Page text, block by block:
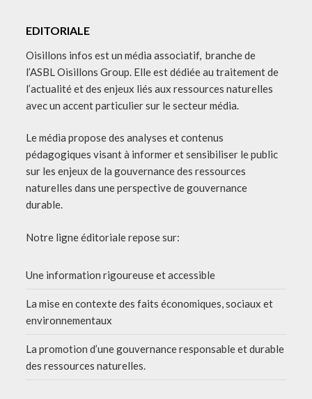
EDITORIALE
Oisillons infos est un média associatif, branche de
l’ASBL Oisillons Group. Elle est dédiée au traitement de
l’actualité et des enjeux liés aux ressources naturelles
avec un accent particulier sur le secteur média.
Le média propose des analyses et contenus
pédagogiques visant à informer et sensibiliser le public
sur les enjeux de la gouvernance des ressources
naturelles dans une perspective de gouvernance
durable.
Notre ligne éditoriale repose sur:
Une information rigoureuse et accessible
La mise en contexte des faits économiques, sociaux et
environnementaux
La promotion d’une gouvernance responsable et durable
des ressources naturelles.